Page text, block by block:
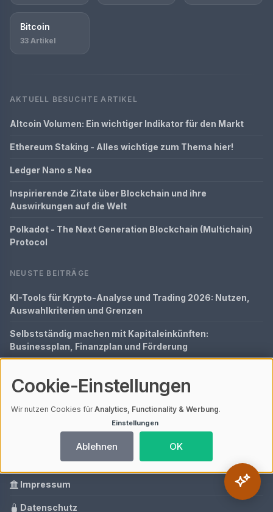
Bitcoin
33 Artikel
AKTUELL BESUCHTE ARTIKEL
Altcoin Volumen: Ein wichtiger Indikator für den Markt
Ethereum Staking - Alles wichtige zum Thema hier!
Ledger Nano s Neo
Inspirierende Zitate über Blockchain und ihre
Auswirkungen auf die Welt
Polkadot - The Next Generation Blockchain (Multichain)
Protocol
NEUSTE BEITRÄGE
KI-Tools für Krypto-Analyse und Trading 2026: Nutzen,
Auswahlkriterien und Grenzen
Selbstständig machen mit Kapitaleinkünften:
Businessplan, Finanzplan und Förderung
Szene verstehen: Der vollständige Experten-Guide
Donald Trump und sein Einfluss auf den Krypto-Markt:
Zwischen Hype, Politik und Milliardengewinnen
SCHNELLZUGRIFF
Impressum
Datenschutz
Cookie-Einstellungen
Wir nutzen Cookies fürAnalytics, Functionality & Werbung.
Einstellungen
Ablehnen OK